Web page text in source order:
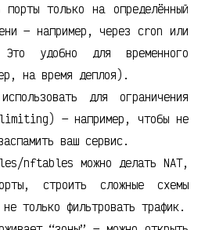
порты только на определённый
— например, через cron или
удобно для временного
на время деплоя).
для ограничения
— например, чтобы не
ваш сервис.
nftables можно делать NAT,
строить сложные схемы
только фильтровать трафик.